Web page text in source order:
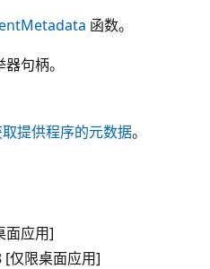
函数。
句柄。
提供程序的元数据。
面应用]
仅限桌面应用]